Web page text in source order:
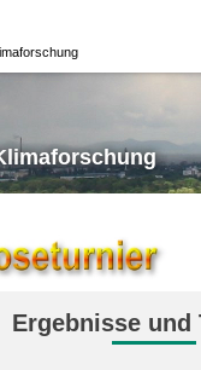
Ergebnisse und